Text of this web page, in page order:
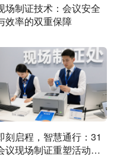
场制证技术：会议安全
效率的双重保障
刻启程，智慧通行：31
议现场制证重塑活动第